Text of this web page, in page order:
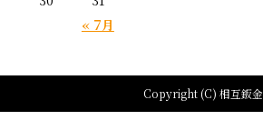
« 7月
Copyright (C) 相互鈑金